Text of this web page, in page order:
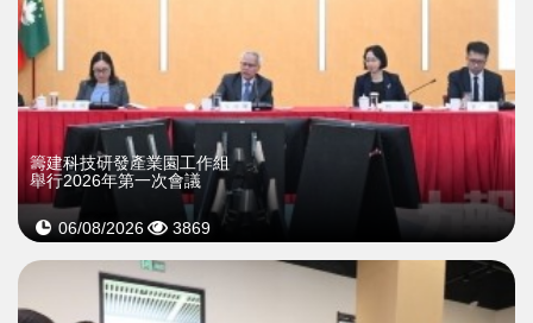
籌建科技研發產業園工作組
舉行2026年第一次會議
06/08/2026 3869